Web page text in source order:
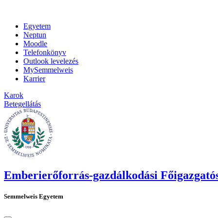
Egyetem
Neptun
Moodle
Telefonkönyv
Outlook levelezés
MySemmelweis
Karrier
Karok
Betegellátás
Emberierőforrás-gazdálkodási
Semmelweis Egyetem